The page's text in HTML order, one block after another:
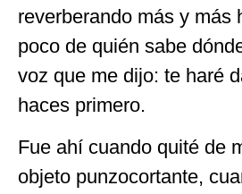
reverberando más y más
poco de quién sabe
voz que me dijo: te haré
haces primero.
Fue ahí cuando quité de
objeto punzocortante,